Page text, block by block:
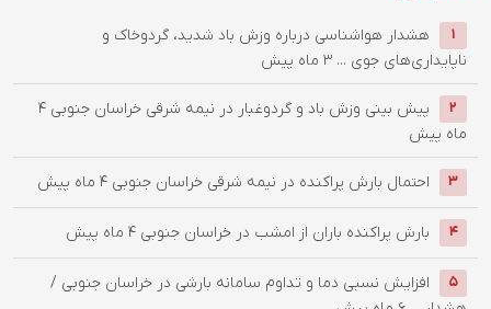
1
هشدار هواشناسی درباره وزش باد شدید، گردوخاک و
ناپایداری‌های جوی ... 3 ماه پیش
2 پیش بینی وزش باد و گردوغبار در نیمه شرقی خراسان جنوبی 4
ماه پیش
3 احتمال بارش پراکنده در نیمه شرقی خراسان جنوبی 4 ماه پیش
4 بارش پراکنده باران از امشب در خراسان جنوبی 4 ماه پیش
5
افزایش نسبی دما و تداوم سامانه بارشی در خراسان جنوبی /